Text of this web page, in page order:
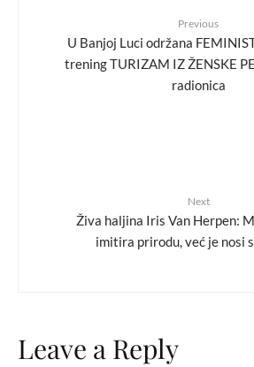
Previous
U Banjoj Luci održana
trening TURIZAM IZ ŽENSKE
radionica
Next
Živa haljina Iris Van Herpen:
imitira prirodu, već je nosi
Leave a Reply